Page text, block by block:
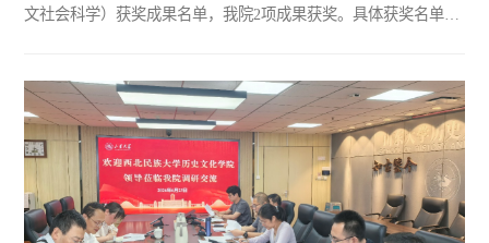
文社会科学）获奖成果名单，我院2项成果获奖。具体获奖名单如
崩解著作中国史冯渝杰青年成果奖韩吉绍教授的《我命在我：道
教科技史探索》（上海古籍出版社，2022年）一书从学术史梳
理、文献整理研究、道教医药学、技术与设备、科学思想、李约
瑟研究...